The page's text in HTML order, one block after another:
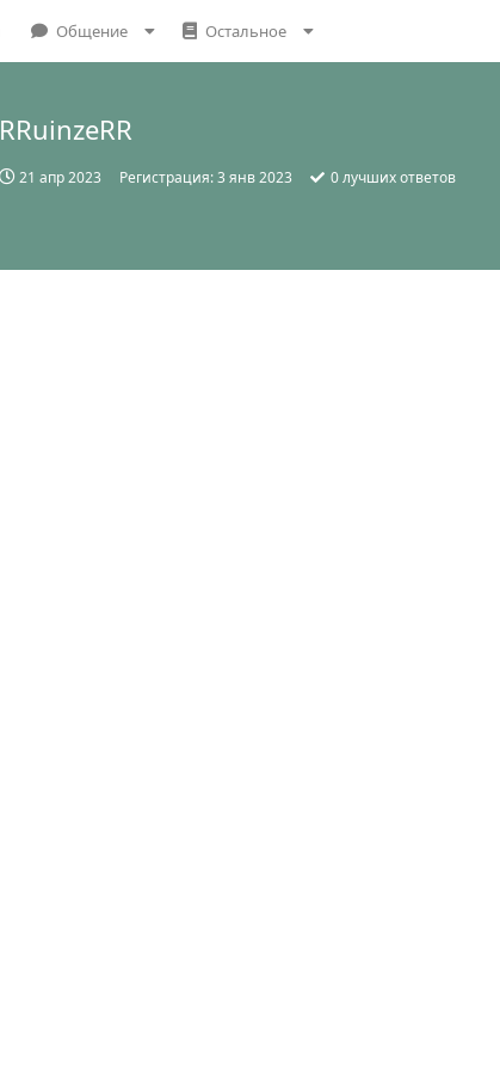
Общение Остальное
RRuinzeRR
21 апр 2023 Регистрация:3 янв 2023 0лучших ответов